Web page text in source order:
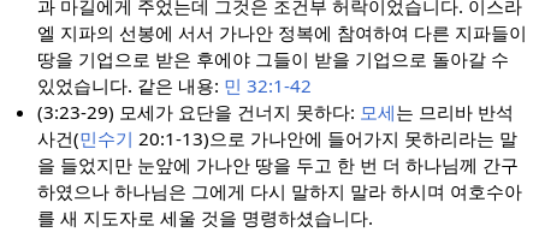
과 마길에게 주었는데 그것은 조건부 허락이었습니다. 이스라
엘 지파의 선봉에 서서 가나안 정복에 참여하여 다른 지파들이
땅을 기업으로 받은 후에야 그들이 받을 기업으로 돌아갈 수
있었습니다. 같은 내용: 민 32:1-42
(3:23-29) 모세가 요단을 건너지 못하다: 모세는 므리바 반석
사건(민수기 20:1-13)으로 가나안에 들어가지 못하리라는 말
을 들었지만 눈앞에 가나안 땅을 두고 한 번 더 하나님께 간구
하였으나 하나님은 그에게 다시 말하지 말라 하시며 여호수아
를 새 지도자로 세울 것을 명령하셨습니다.